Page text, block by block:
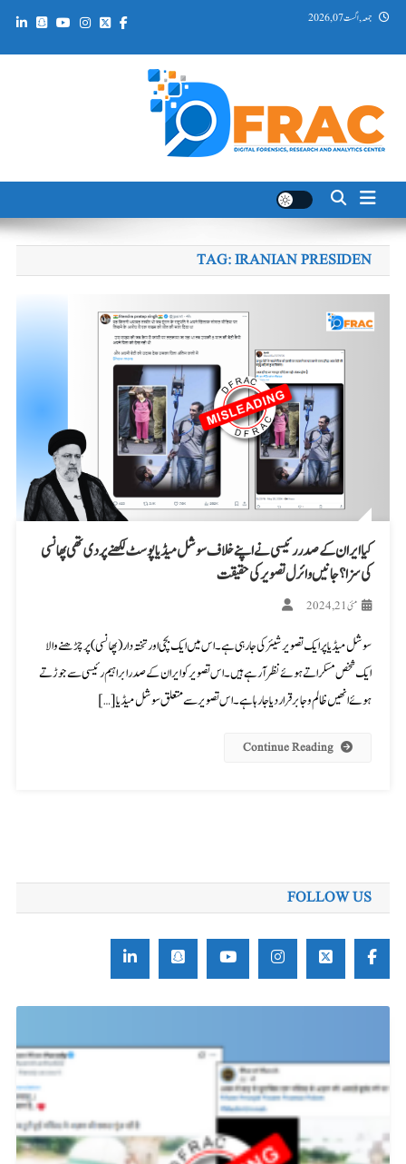
Skip جمعہ, اگست 07, 2026
DFRAC_ORG
TAG:IRANIAN PRESIDEN
کیا ایران کے صدر رئیسی نے اپنے خلاف سوشل میڈیا پوسٹ لکھنے پر دی تھی پھانسی
کی سزا؟ جانیں وائرل تصویر کی حقیقت
مئی 21, 2024
سوشل میڈیا پر ایک تصویر شیئر کی جا رہی ہے۔ اس میں ایک بچی اور تختہ دار (پھانسی) پر چڑھنے والا
ایک شخص مسکراتے ہوئے نظر آ رہے ہیں۔ اس تصویر کو ایران کے صدر ابراہیم رئیسی سے جوڑتے
ہوئے انھیں ظالم و جابر قرار دیا جا رہا ہے۔ اس تصویر سے متعلق سوشل میڈیا […]
Continue Reading
FOLLOW US